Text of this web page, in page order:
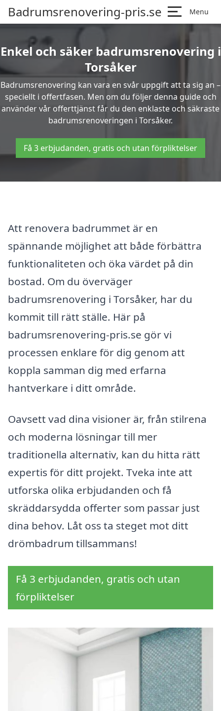
Badrumsrenovering-pris.se Menu
Enkel och säker badrumsrenovering i
Torsåker
Badrumsrenovering kan vara en svår uppgift att ta sig an –
speciellt i offertfasen. Men om du följer denna guide och
använder vår offerttjänst får du den enklaste och säkraste
badrumsrenoveringen i Torsåker.
Få 3 erbjudanden, gratis och utan förpliktelser
Att renovera badrummet är en
spännande möjlighet att både förbättra
funktionaliteten och öka värdet på din
bostad. Om du överväger
badrumsrenovering i Torsåker, har du
kommit till rätt ställe. Här på
badrumsrenovering-pris.se gör vi
processen enklare för dig genom att
koppla samman dig med erfarna
hantverkare i ditt område.
Oavsett vad dina visioner är, från stilrena
och moderna lösningar till mer
traditionella alternativ, kan du hitta rätt
expertis för ditt projekt. Tveka inte att
utforska olika erbjudanden och få
skräddarsydda offerter som passar just
dina behov. Låt oss ta steget mot ditt
drömbadrum tillsammans!
Få 3 erbjudanden, gratis och utan
förpliktelser